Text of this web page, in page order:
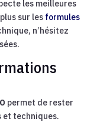
les meilleures
sur les formules
n’hésitez
permet de rester
et techniques.